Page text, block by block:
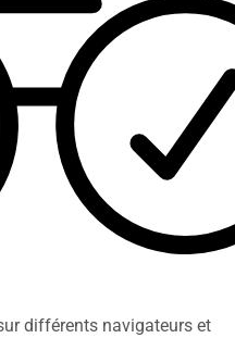
différents navigateurs et